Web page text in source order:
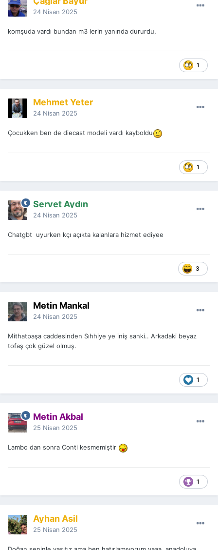
24 Nisan 2025
komşuda vardı bundan m3 lerin yanında dururdu,
1
Mehmet Yeter
24 Nisan 2025
Çocukken ben de diecast modeli vardı kayboldu
1
Servet Aydın
24 Nisan 2025
Chatgbt uyurken kçı açıkta kalanlara hizmet ediyee
3
Metin Mankal
24 Nisan 2025
Mithatpaşa caddesinden Sıhhiye ye iniş sanki.. Arkadaki beyaz
tofaş çok güzel olmuş.
1
Metin Akbal
25 Nisan 2025
Lambo dan sonra Conti kesmemiştir
1
Ayhan Asil
25 Nisan 2025